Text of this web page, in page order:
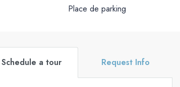
Place de parking
Schedule a tour Request Info